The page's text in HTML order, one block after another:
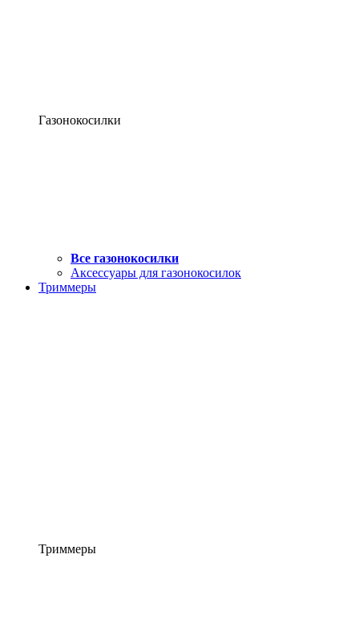
Газонокосилки
Все газонокосилки
Аксессуары для газонокосилок
Триммеры
Триммеры